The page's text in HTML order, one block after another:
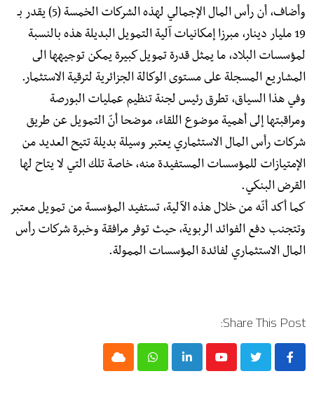
وأضاف، أن رأس المال الإجمالي لهذه الشركات الخمسة (5) يقدر بـ
19 مليار دينار، مبرزا إمكانيات آلية التمويل البديلة هذه بالنسبة
لمؤسسات البلاد، ما يمثل قدرة تمويل كبيرة يمكن توجيهها الى
المشاريع المسجلة على مستوى الوكالة الجزائرية لترقية الاستثمار.
وفي هذا السياق، تطرق رئيس لجنة تنظيم عمليات البورصة
ومراقبتها إلى أهمية موضوع اللقاء، موضحا أنّ التمويل عن طريق
شركات رأس المال الاستثماري يعتبر وسيلة بديلة تتيح العديد من
الإمتيازات للمؤسسات المستفيدة منه، خاصة تلك التي لا يتاح لها
القرض البنكي.
كما أكد أنّه من خلال هذه الآلية، تستفيد المؤسسة من تمويل معتبر
وتتجنب دفع الفوائد الربوية، حيث توفر مرافقة وخبرة شركات رأس
المال الاستثماري لفائدة المؤسسات الممولة.
Share This Post:
Youtube
LinkedIn
Whatsapp
Cloud